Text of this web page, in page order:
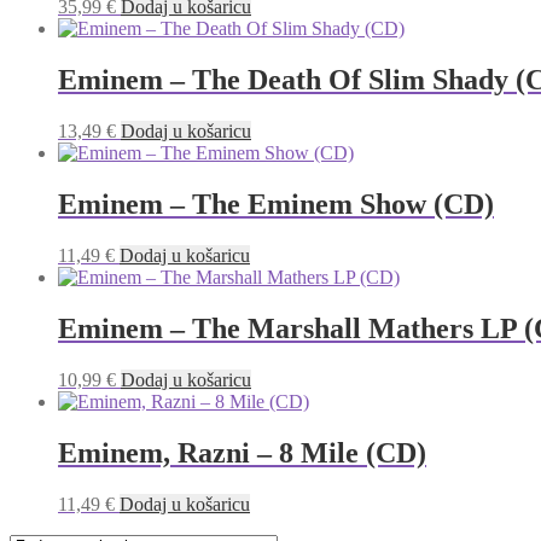
35,99 € Dodaj u košaricu
Eminem – The Death Of Slim Shady
13,49 € Dodaj u košaricu
Eminem – The Eminem Show (CD)
11,49 € Dodaj u košaricu
Eminem – The Marshall Mathers LP
10,99 € Dodaj u košaricu
Eminem, Razni – 8 Mile (CD)
11,49 € Dodaj u košaricu